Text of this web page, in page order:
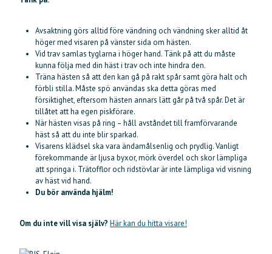
Avsaktning görs alltid före vändning och vändning sker alltid åt
höger med visaren på vänster sida om hästen.
Vid trav samlas tyglarna i höger hand. Tänk på att du måste
kunna följa med din häst i trav och inte hindra den.
Träna hästen så att den kan gå på rakt spår samt göra halt och
förbli stilla. Måste spö användas ska detta göras med
försiktighet, eftersom hästen annars lätt går på två spår. Det är
tillåtet att ha egen piskförare.
När hästen visas på ring – håll avståndet till framförvarande
häst så att du inte blir sparkad.
Visarens klädsel ska vara ändamålsenlig och prydlig. Vanligt
förekommande är ljusa byxor, mörk överdel och skor lämpliga
att springa i. Trätofflor och ridstövlar är inte lämpliga vid visning
av häst vid hand.
Du bör använda hjälm!
Om du inte vill visa själv? Här kan du hitta visare!